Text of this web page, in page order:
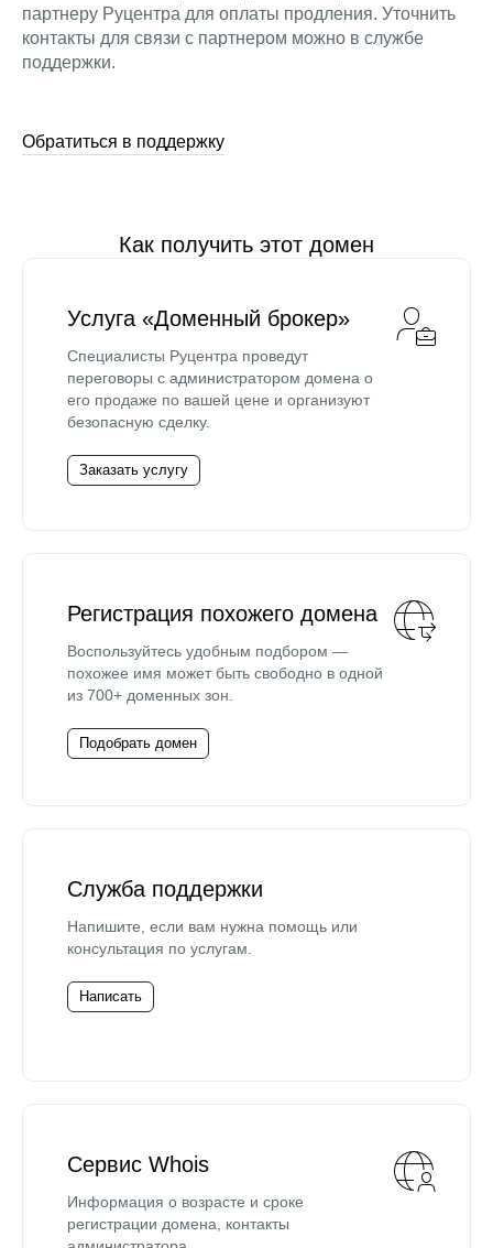
партнеру Руцентра для оплаты продления. Уточнить
контакты для связи с партнером можно в службе
поддержки.
Обратиться в поддержку
Как получить этот домен
Услуга «Доменный брокер»
Специалисты Руцентра проведут
переговоры с администратором домена о
его продаже по вашей цене и организуют
безопасную сделку.
Заказать услугу
Регистрация похожего домена
Воспользуйтесь удобным подбором —
похожее имя может быть свободно в одной
из 700+ доменных зон.
Подобрать домен
Служба поддержки
Напишите, если вам нужна помощь или
консультация по услугам.
Написать
Сервис Whois
Информация о возрасте и сроке
регистрации домена, контакты